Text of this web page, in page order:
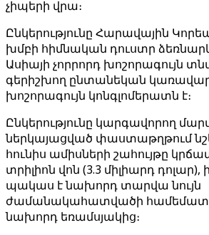
չիպերի վրա։
Ընկերությունը Հարավային
խմբի հիմնական դուստր
Ասիայի չորրորդ խոշորագույն
գերիշխող ընտանեկան
խոշորագույն կոնգլոմերատն է։
Ընկերությունը կարգավորող
ներկայացված փաստաթղթում
հունիս ամիսների շահույթը
տրիլիոն վոն (3.3 միլիարդ դոլար),
պակաս է նախորդ տարվա նույն
ժամանակահատվածի համեմատ
նախորդ եռամսյակից։